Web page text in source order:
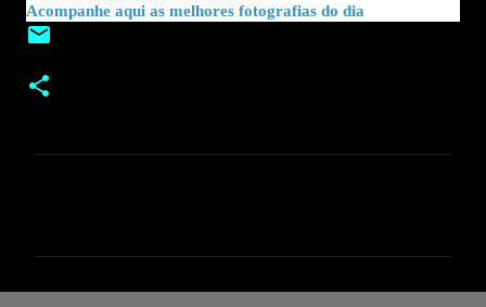
Acompanhe aqui as melhores fotografias do dia